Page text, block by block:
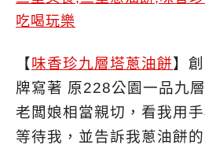
【味香珍九層塔蔥油餅】
牌寫著 原228公園一品九
老闆娘相當親切，看我用
等待我，並告訴我蔥油餅